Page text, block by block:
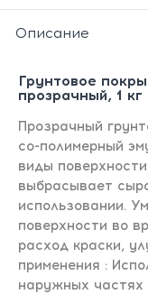
Описание
Грунтовое
прозрачный, 1 кг
Прозрачный
со-полимерный
виды
выбрасывает
использовании.
поверхности во
расход краски,
применения :
наружных частях